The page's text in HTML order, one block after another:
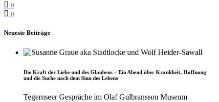
0
0
Neueste Beiträge
Die Kraft der Liebe und des Glaubens – Ein Abend über Krankheit, Hoffnung
und die Suche nach dem Sinn des Lebens
Tegernseer Gespräche im Olaf Gulbransson Museum